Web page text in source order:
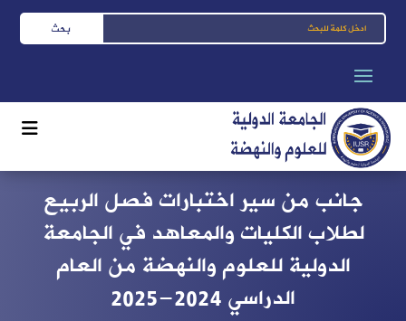
جانب من سير اختبارات فصل الربيع
لطلاب الكليات والمعاهد في الجامعة
الدولية للعلوم والنهضة من العام
الدراسي 2024-2025